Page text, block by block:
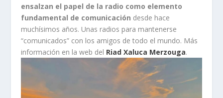
ensalzan el papel de la radio como elemento
fundamental de comunicación desde hace
muchísimos años. Unas radios para mantenerse
“comunicados” con los amigos de todo el mundo. Más
información en la web del Riad Xaluca Merzouga.